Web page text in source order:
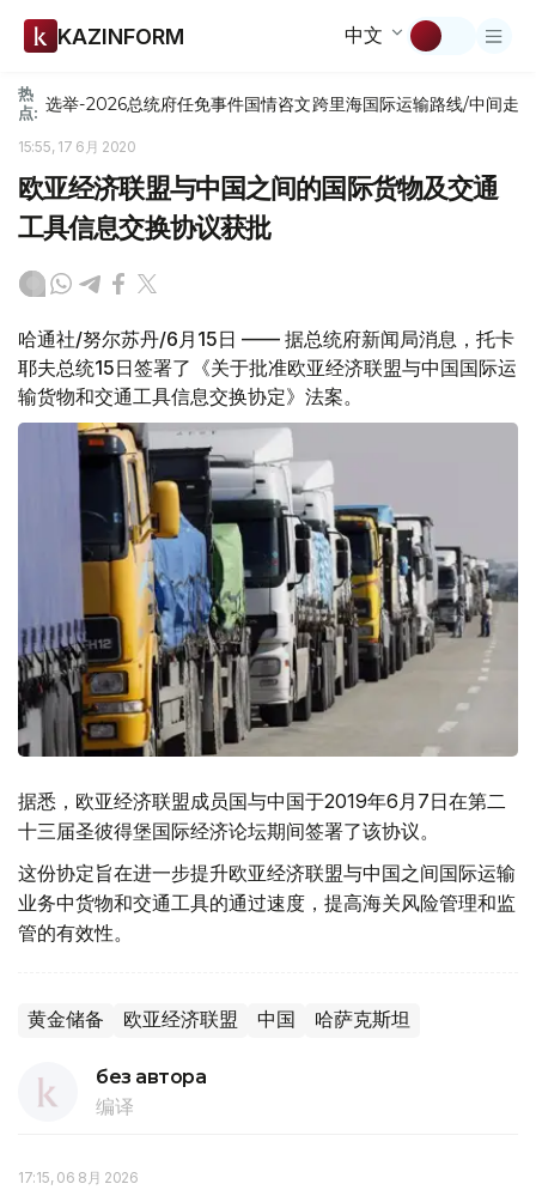
KAZINFORM 中文
热
点: 选举-2026总统府任免事件国情咨文跨里海国际运输路线/中间走廊
15:55, 17 6月 2020
欧亚经济联盟与中国之间的国际货物及交通
工具信息交换协议获批
哈通社/努尔苏丹/6月15日 —— 据总统府新闻局消息，托卡
耶夫总统15日签署了《关于批准欧亚经济联盟与中国国际运
输货物和交通工具信息交换协定》法案。
据悉，欧亚经济联盟成员国与中国于2019年6月7日在第二
十三届圣彼得堡国际经济论坛期间签署了该协议。
这份协定旨在进一步提升欧亚经济联盟与中国之间国际运输
业务中货物和交通工具的通过速度，提高海关风险管理和监
管的有效性。
黄金储备 欧亚经济联盟 中国 哈萨克斯坦
без автора
编译
17:15, 06 8月 2026